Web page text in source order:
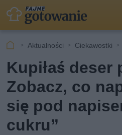
Aktualności Ciekawostki
Kupiłaś
Zobacz, co
się pod
cukru”